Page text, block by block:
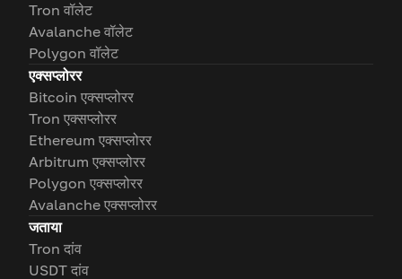
Tron वॉलेट
Avalanche वॉलेट
Polygon वॉलेट
एक्सप्लोरर
Bitcoin एक्सप्लोरर
Tron एक्सप्लोरर
Ethereum एक्सप्लोरर
Arbitrum एक्सप्लोरर
Polygon एक्सप्लोरर
Avalanche एक्सप्लोरर
जताया
Tron दांव
USDT दांव